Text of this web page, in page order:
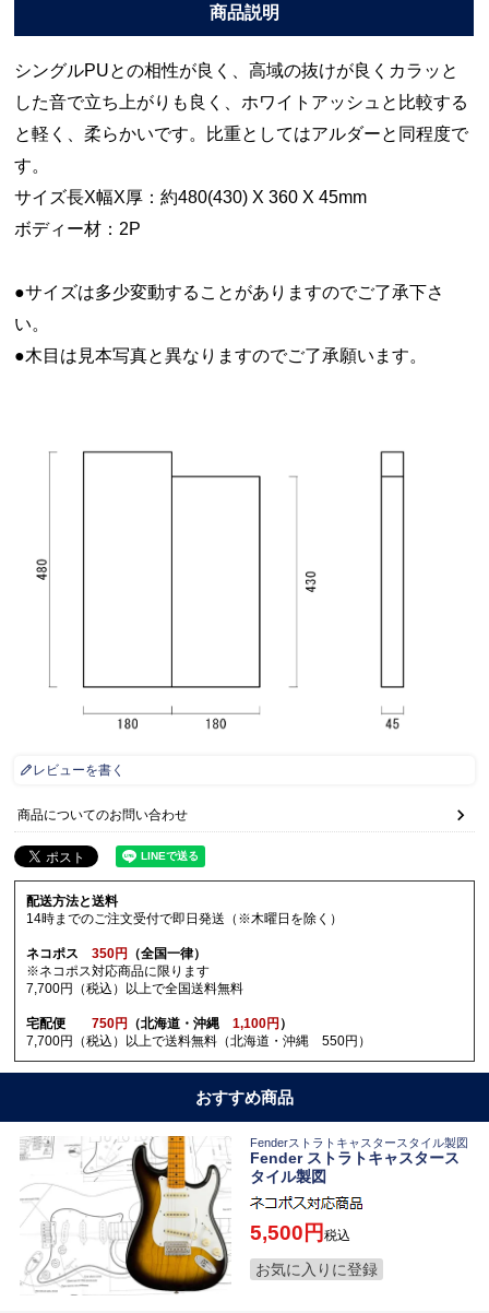
シングルPUとの相性が良く、高域の抜けが良くカラッと
した音で立ち上がりも良く、ホワイトアッシュと比較する
と軽く、柔らかいです。比重としてはアルダーと同程度で
す。
サイズ長X幅X厚：約480(430) X 360 X 45mm
ボディー材：2P
●サイズは多少変動することがありますのでご了承下さ
い。
●木目は見本写真と異なりますのでご了承願います。
レビューを書く
商品についてのお問い合わせ
配送方法と送料
14時までのご注文受付で即日発送（※木曜日を除く）
ネコポス350円
（全国一律）
※ネコポス対応商品に限ります
7,700円（税込）以上で全国送料無料
宅配便750円 （北海道・沖縄1,100円 ）
7,700円（税込）以上で送料無料（北海道・沖縄 550円）
おすすめ商品
Fenderストラトキャスタースタイル製図
Fender ストラトキャスタース
タイル製図
5,500 税込
お気に入りに登録